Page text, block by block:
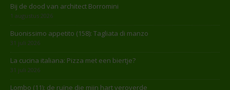
Bij de dood van architect Borromini
1 augustus 2026
Buonissimo appetito (158): Tagliata di manzo
31 juli 2026
La cucina italiana: Pizza met een biertje?
31 juli 2026
Lombo (11): de ruïne die mijn hart veroverde